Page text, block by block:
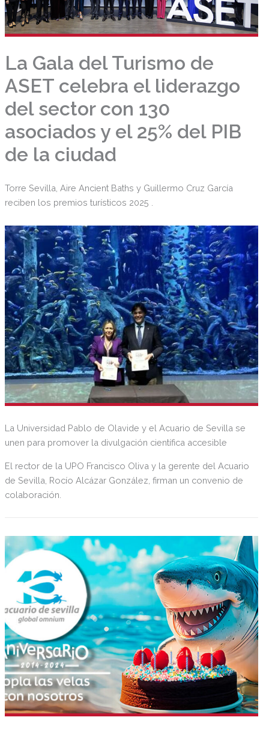
La Gala del Turismo de
ASET celebra el liderazgo
del sector con 130
asociados y el 25% del PIB
de la ciudad
Torre Sevilla, Aire Ancient Baths y Guillermo Cruz García
reciben los premios turísticos 2025 .
La Universidad Pablo de Olavide y el Acuario de Sevilla se
unen para promover la divulgación científica accesible
El rector de la UPO Francisco Oliva y la gerente del Acuario
de Sevilla, Rocío Alcázar González, firman un convenio de
colaboración.